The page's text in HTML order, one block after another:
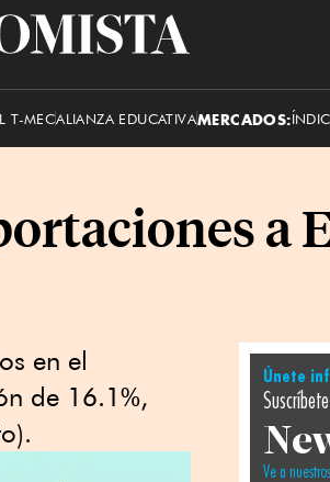
T-MECALIANZA EDUCATIVAMERCADOS:
a
en el
de 16.1%,
Únete
Ve a